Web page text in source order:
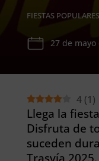
FIESTAS POPULARES
27 de mayo
4 (1)
Llega la
Disfruta de
suceden
Trasvía